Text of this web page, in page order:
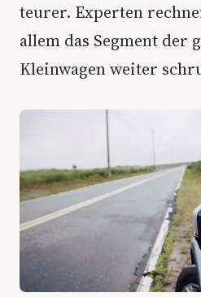
teurer. Experten
allem das Segment der
Kleinwagen weiter